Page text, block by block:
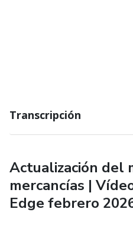
Transcripción
Actualización del
mercancías |
Edge febrero